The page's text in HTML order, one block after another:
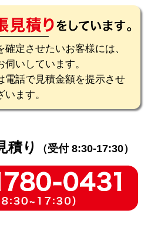
定させたいお客様には、
いしています。
電話で見積金額を提示させ
ます。
積り （受付 8:30-17:30）